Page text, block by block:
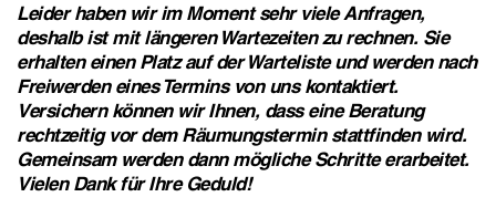
Leider haben wir im Moment sehr viele Anfragen,
deshalb ist mit längeren Wartezeiten zu rechnen. Sie
erhalten einen Platz auf der Warteliste und werden nach
Freiwerden eines Termins von uns kontaktiert.
Versichern können wir Ihnen, dass eine Beratung
rechtzeitig vor dem Räumungstermin stattfinden wird.
Gemeinsam werden dann mögliche Schritte erarbeitet.
Vielen Dank für Ihre Geduld!